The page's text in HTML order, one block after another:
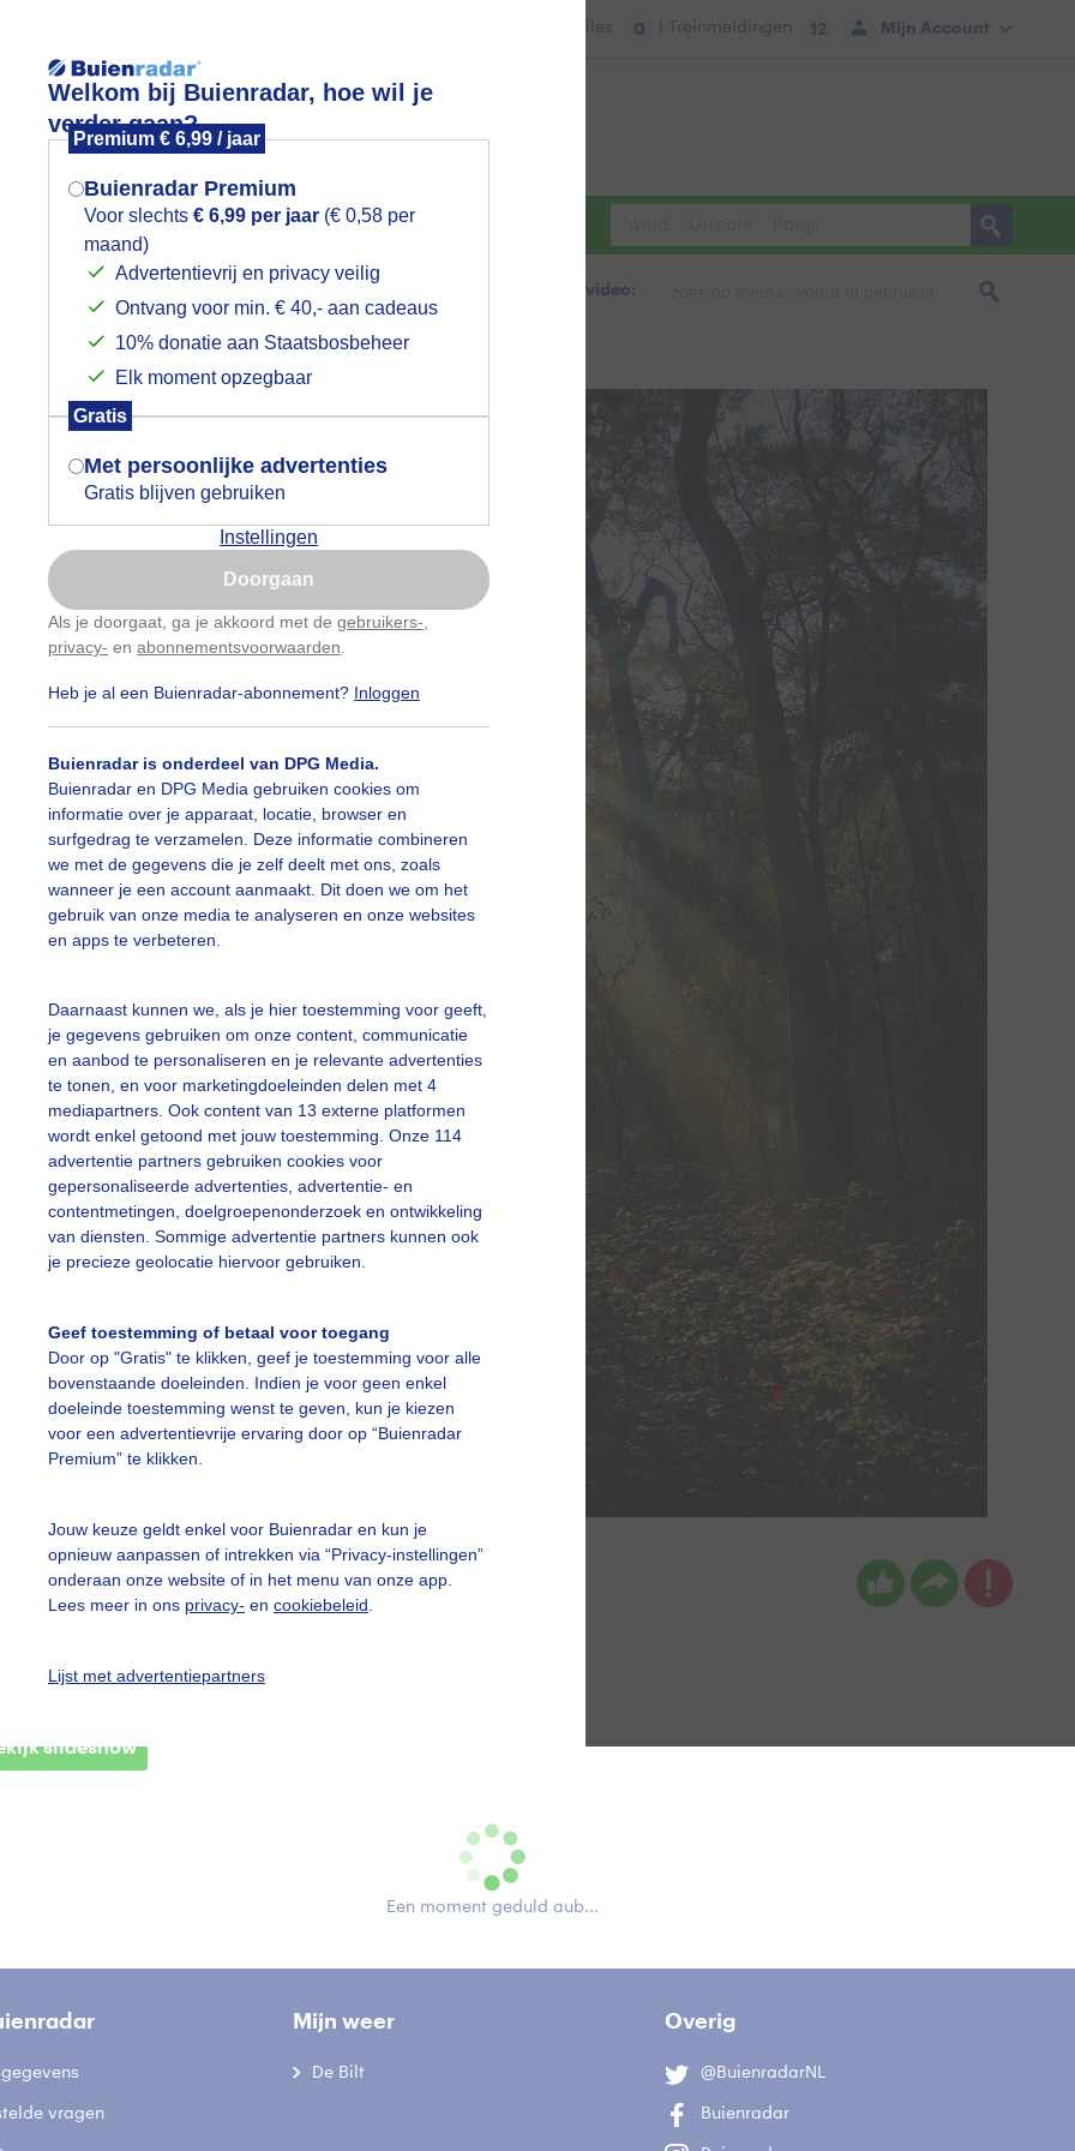
Welkom bij Buienradar, hoe wil je
verder gaan?
Premium € 6,99 / jaar
Buienradar Premium
Voor slechts € 6,99 per jaar (€ 0,58 per
maand)
Advertentievrij en privacy veilig
Ontvang voor min. € 40,- aan cadeaus
10% donatie aan Staatsbosbeheer
Elk moment opzegbaar
Gratis
Met persoonlijke advertenties
Gratis blijven gebruiken
Instellingen
Doorgaan
Als je doorgaat, ga je akkoord met de gebruikers-
privacy- en abonnementsvoorwaarden
Heb je al een Buienradar-abonnement? Inloggen
Buienradar is onderdeel van DPG Media.
Buienradar en DPG Media gebruiken cookies om
informatie over je apparaat, locatie, browser en
surfgedrag te verzamelen. Deze informatie combineren
we met de gegevens die je zelf deelt met ons, zoals
wanneer je een account aanmaakt. Dit doen we om het
gebruik van onze media te analyseren en onze websites
en apps te verbeteren.
Daarnaast kunnen we, als je hier toestemming voor geeft,
je gegevens gebruiken om onze content, communicatie
en aanbod te personaliseren en je relevante advertenties
te tonen, en voor marketingdoeleinden delen met 4
mediapartners. Ook content van 13 externe platformen
wordt enkel getoond met jouw toestemming. Onze 114
advertentie partners gebruiken cookies voor
gepersonaliseerde advertenties, advertentie- en
contentmetingen, doelgroepenonderzoek en ontwikkeling
van diensten. Sommige advertentie partners kunnen ook
je precieze geolocatie hiervoor gebruiken.
Geef toestemming of betaal voor toegang
Door op "Gratis" te klikken, geef je toestemming voor alle
bovenstaande doeleinden. Indien je voor geen enkel
doeleinde toestemming wenst te geven, kun je kiezen
voor een advertentievrije ervaring door op “Buienradar
Premium” te klikken.
Jouw keuze geldt enkel voor Buienradar en kun je
opnieuw aanpassen of intrekken via “Privacy-instellingen”
onderaan onze website of in het menu van onze app.
Lees meer in ons privacy- en cookiebeleid
Lijst met advertentiepartners
Mijn Account
Files 0 | Treinmeldingen 12
Foto en video Weerzine
Zoeken in foto & video:
genieten van de zonneharpen in het bos.
Miranda K Gemaakt: 26-10-2024, 67x bekeken
slideshow
Een moment geduld aub...
vragen
Mijn weer
De Bilt
Overig
@BuienradarNL
Buienradar
Mogen we je locatie gebruiken voor
het weer?
Indien je hier nog geen akkoord op hebt
gegeven, verschijnt er zo een pop-up uit
je browser waarin deze toestemming
gevraagd wordt.
Is goed, toon de popup
Nu niet, misschien later
Gebruik je Safari en wil je niet elke dag deze pop-up
Klikhierom dit aan te passen